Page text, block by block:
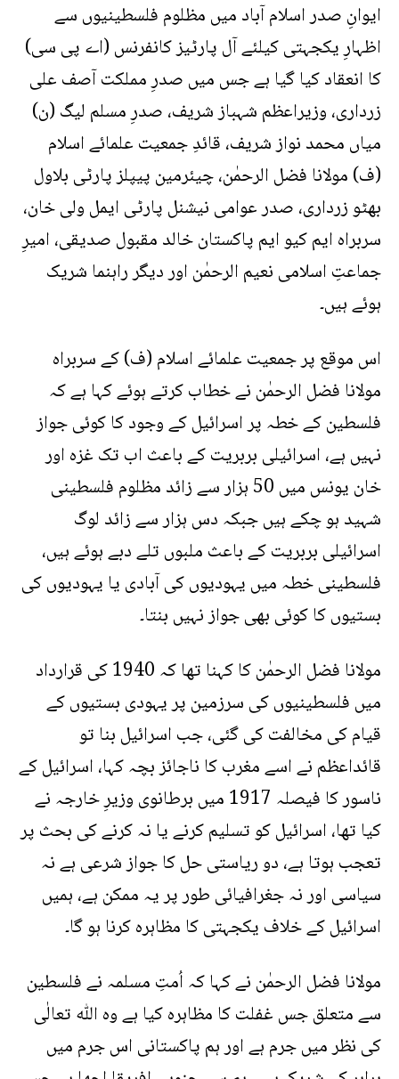
ایوانِ صدر اسلام آباد میں مظلوم فلسطینیوں سے
اظہارِ یکجہتی کیلئے آل پارٹیز کانفرنس (اے پی سی)
کا انعقاد کیا گیا ہے جس میں صدرِ مملکت آصف علی
زرداری، وزیراعظم شہباز شریف، صدرِ مسلم لیگ (ن)
میاں محمد نواز شریف، قائدِ جمعیت علمائے اسلام
(ف) مولانا فضل الرحمٰن، چیئرمین پیپلز پارٹی بلاول
بھٹو زرداری، صدر عوامی نیشنل پارٹی ایمل ولی خان،
سربراہ ایم کیو ایم پاکستان خالد مقبول صدیقی، امیرِ
جماعتِ اسلامی نعیم الرحمٰن اور دیگر راہنما شریک
ہوئے ہیں۔
اس موقع پر جمعیت علمائے اسلام (ف) کے سربراہ
مولانا فضل الرحمٰن نے خطاب کرتے ہوئے کہا ہے کہ
فلسطین کے خطہ پر اسرائیل کے وجود کا کوئی جواز
نہیں ہے، اسرائیلی بربریت کے باعث اب تک غزہ اور
خان یونس میں 50 ہزار سے زائد مظلوم فلسطینی
شہید ہو چکے ہیں جبکہ دس ہزار سے زائد لوگ
اسرائیلی بربریت کے باعث ملبوں تلے دبے ہوئے ہیں،
فلسطینی خطہ میں یہودیوں کی آبادی یا یہودیوں کی
بستیوں کا کوئی بھی جواز نہیں بنتا۔
مولانا فضل الرحمٰن کا کہنا تھا کہ 1940 کی قرارداد
میں فلسطینیوں کی سرزمین پر یہودی بستیوں کے
قیام کی مخالفت کی گئی، جب اسرائیل بنا تو
قائداعظم نے اسے مغرب کا ناجائز بچہ کہا، اسرائیل کے
ناسور کا فیصلہ 1917 میں برطانوی وزیرِ خارجہ نے
کیا تھا، اسرائیل کو تسلیم کرنے یا نہ کرنے کی بحث پر
تعجب ہوتا ہے، دو ریاستی حل کا جواز شرعی ہے نہ
سیاسی اور نہ جغرافیائی طور پر یہ ممکن ہے، ہمیں
اسرائیل کے خلاف یکجہتی کا مظاہرہ کرنا ہو گا۔
مولانا فضل الرحمٰن نے کہا کہ اُمتِ مسلمہ نے فلسطین
سے متعلق جس غفلت کا مظاہرہ کیا ہے وہ اللّٰه تعالٰی
کی نظر میں جرم ہے اور ہم پاکستانی اس جرم میں